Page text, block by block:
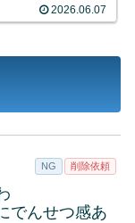
2026.06.07
NG 削除依頼
でんせつ感あ